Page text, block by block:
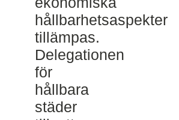
hållbarhetsaspekter
tillämpas.
Delegationen
för
hållbara
städer